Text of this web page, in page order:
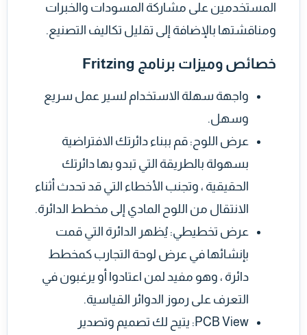
المستخدمين على مشاركة المسودات والخبرات
ومناقشتها بالإضافة إلى تقليل تكاليف التصنيع.
خصائص وميزات برنامج Fritzing
واجهة سهلة الاستخدام لسير عمل سريع
وسهل.
عرض اللوح: قم ببناء دائرتك الافتراضية
بسهولة بالطريقة التي تبدو بها دائرتك
الحقيقية ، وتجنب الأخطاء التي قد تحدث أثناء
الانتقال من اللوح المادي إلى مخطط الدائرة.
عرض تخطيطي: يُظهر الدائرة التي قمت
بإنشائها في عرض لوحة التجارب كمخطط
دائرة ، وهو مفيد لمن اعتادوا أو يرغبون في
التعرف على رموز الدوائر القياسية.
PCB View: يتيح لك تصميم وتصدير